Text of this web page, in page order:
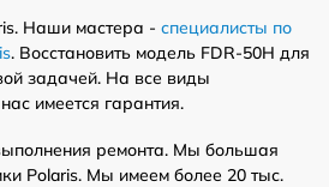
Наши мастера - специалисты по
. Восстановить модель FDR-50H для
задачей. На все виды
имеется гарантия.
ремонта. Мы большая
Polaris. Мы имеем более 20 тыс.